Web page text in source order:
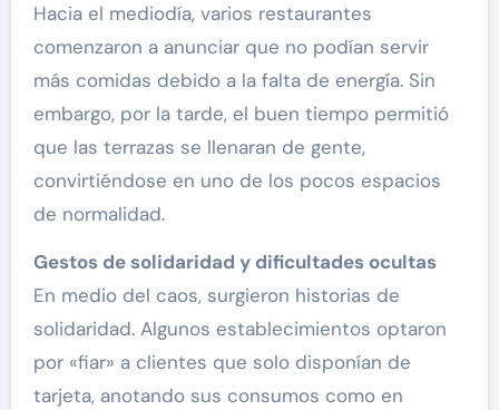
Hacia el mediodía, varios restaurantes
comenzaron a anunciar que no podían servir
más comidas debido a la falta de energía. Sin
embargo, por la tarde, el buen tiempo permitió
que las terrazas se llenaran de gente,
convirtiéndose en uno de los pocos espacios
de normalidad.
Gestos de solidaridad y dificultades ocultas
En medio del caos, surgieron historias de
solidaridad. Algunos establecimientos optaron
por «fiar» a clientes que solo disponían de
tarjeta, anotando sus consumos como en